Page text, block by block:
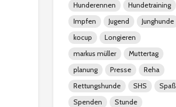
Hunderennen
Hundetraining
Impfen
Jugend
Junghunde
kocup
Longieren
markus müller
Muttertag
planung
Presse
Reha
Rettungshunde
SHS
Spaß
Spenden
Stunde